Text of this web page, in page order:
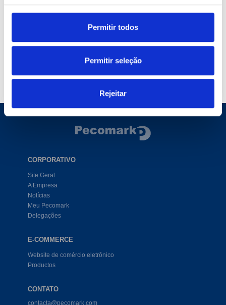
Permitir todos
Permitir seleção
Rejeitar
Llave de servicio MA-19 1/2 ACME IZQU.H x 1/4"SAE M
2 Produtos encontrados
CORPORATIVO
Site Geral
A Empresa
Notícias
Meu Pecomark
Delegações
E-COMMERCE
Website de comércio eletrônico
Productos
CONTATO
contacta@pecomark.com